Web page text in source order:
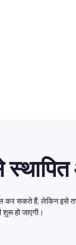
कर सकते हैं, लेकिन इसे
शुरू हो जाएगी।